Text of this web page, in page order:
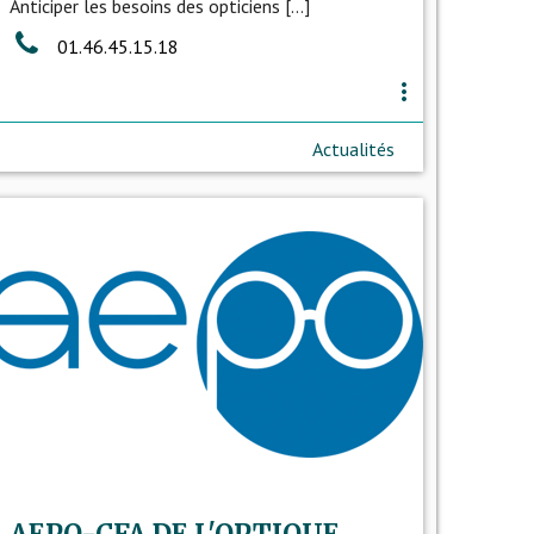
Anticiper les besoins des opticiens [...]
01.46.45.15.18
more_vert
Actualités